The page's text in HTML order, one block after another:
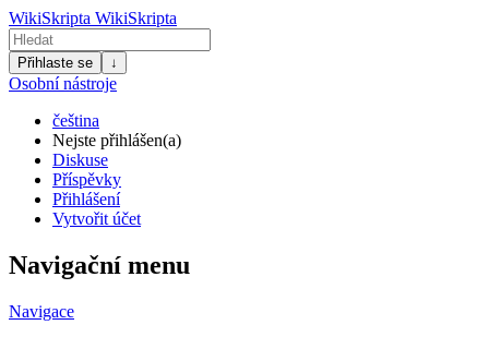
WikiSkripta WikiSkripta
Přihlaste se ↓
Osobní nástroje
čeština
Nejste přihlášen(a)
Diskuse
Příspěvky
Přihlášení
Vytvořit účet
Navigační menu
Navigace